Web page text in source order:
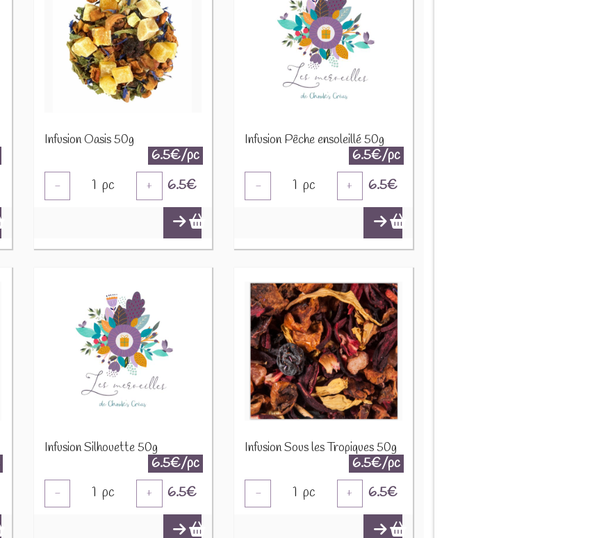
Infusion Oasis 50g
6.5€/pc
- 1 pc + 6.5€
Infusion Pêche ensoleillé 50g
6.5€/pc
- 1 pc + 6.5€
Infusion Silhouette 50g
6.5€/pc
- 1 pc + 6.5€
Infusion Sous les Tropiques 50g
6.5€/pc
- 1 pc + 6.5€